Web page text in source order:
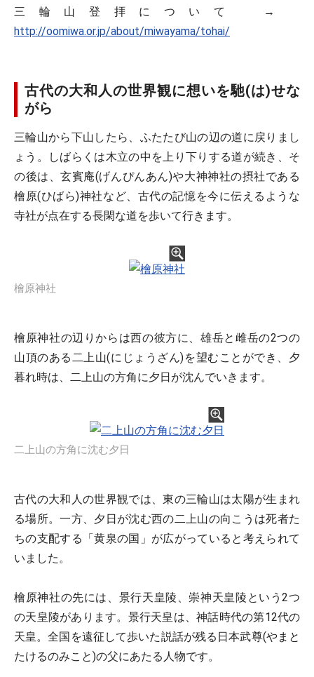
三輪山登拝について →
http://oomiwa.or.jp/about/miwayama/tohai/
古代の大和人の世界観に想いを馳(は)せな
がら
三輪山から下山したら、ふたたび山の辺の道に戻りまし
ょう。しばらくは木立の中を上り下りする道が続き、そ
の後は、玄賓庵(げんぴんあん)や大神神社の摂社である
檜原(ひばら)神社など、古代の記憶を今に伝えるような
寺社が点在する長閑な道を歩いて行きます。
檜原神社
檜原神社の辺りからは西の彼方に、雄岳と雌岳の2つの
山頂のある二上山(にじょうざん)を望むことができ、夕
暮れ時は、二上山の方角に夕日が沈んでいきます。
二上山の方角に沈む夕日
古代の大和人の世界観では、東の三輪山は太陽が生まれ
る場所。一方、夕日が沈む西の二上山の向こうは死者た
ちの支配する「黄泉の国」が広がっていると考えられて
いました。
檜原神社の先には、景行天皇陵、崇神天皇陵という2つ
の天皇陵があります。景行天皇は、神話時代の第12代の
天皇。全国を遠征して歩いた説話が残る日本武尊(やまと
たけるのみこと)の父にあたる人物です。